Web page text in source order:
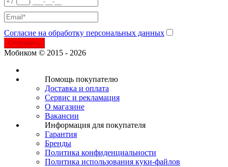
Согласие на обработку персональных данных
Отправить
Мобиком © 2015 - 2026
Помощь покупателю
Доставка и оплата
Сервис и рекламация
О магазине
Вакансии
Информация для покупателя
Гарантия
Бренды
Политика конфиденциальности
Политика использования куки-файлов